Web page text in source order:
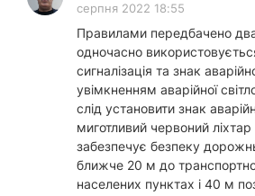
серпня 2022 18:55
Правилами передбачено
одночасно
сигналізація та знак
увімкненням аварійної
слід установити знак
миготливий червоний ліхтар
забезпечує безпеку
ближче 20 м до
населених пунктах і 40 м